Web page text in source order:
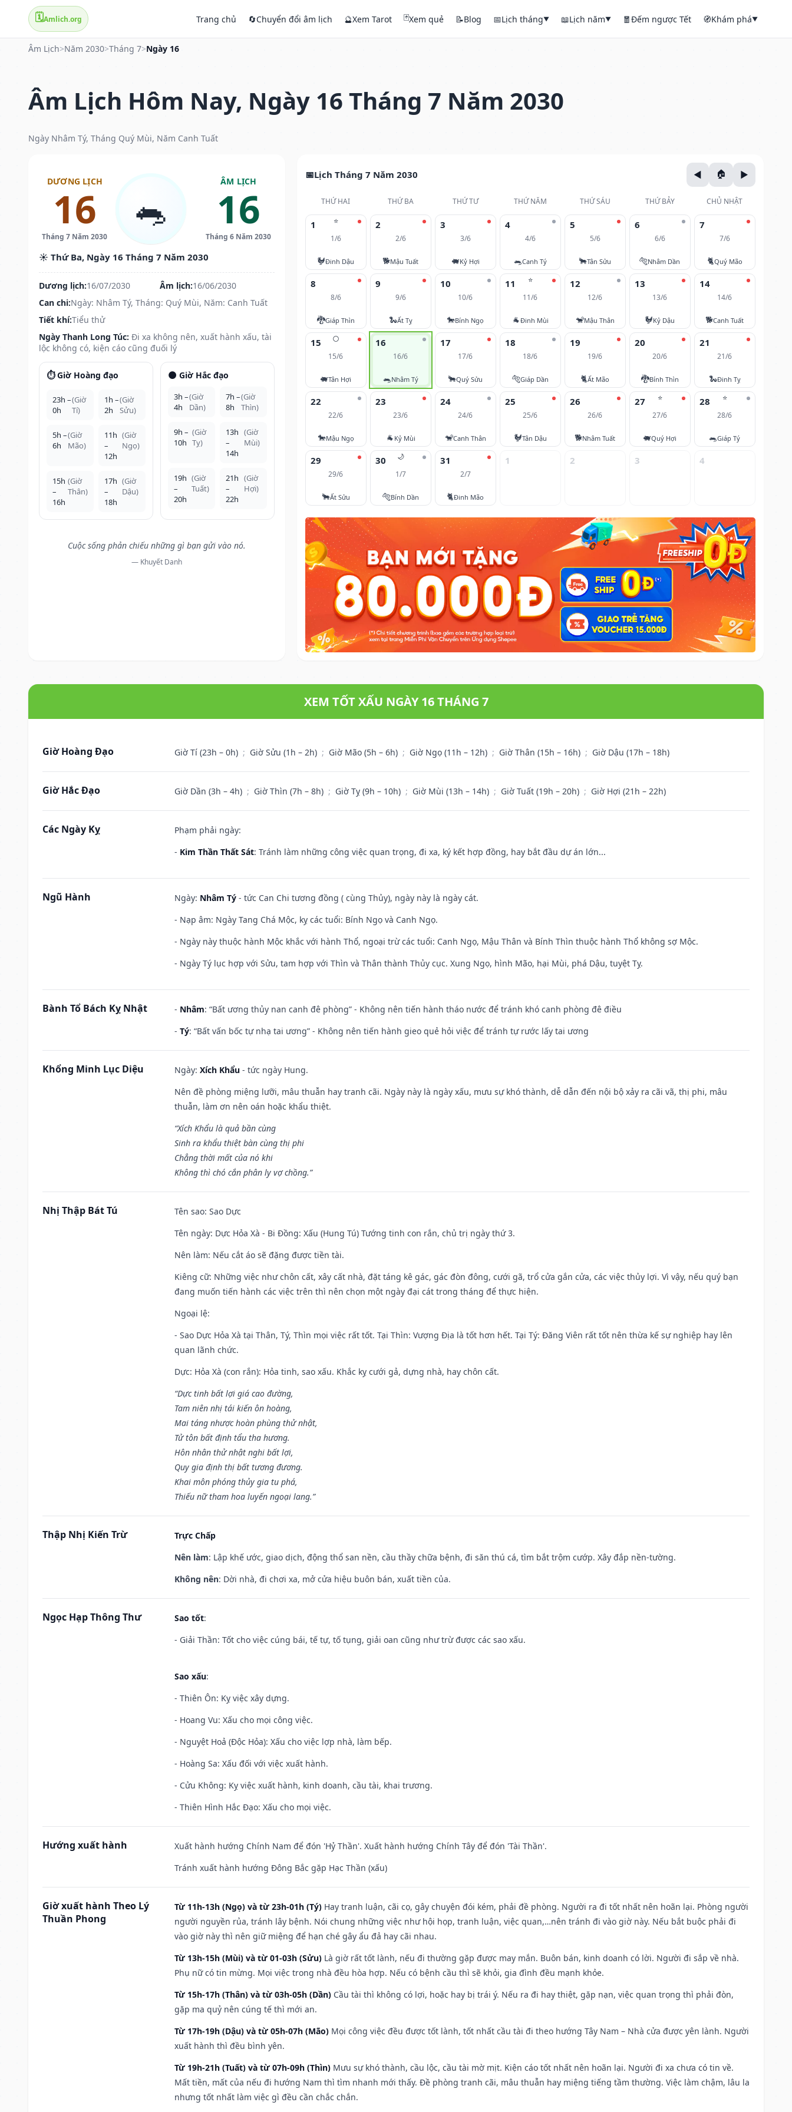
🗓️Amlich.org Trang chủ 🔄Chuyển đổi âm lịch 🔮Xem Tarot 🃏Xem quẻ 📝Blog 📅Lịch tháng▼ 📖Lịch năm▼ 🧧Đếm ngược Tết 🧭Khám phá▼
Âm Lịch>Năm 2030>Tháng 7>Ngày 16
Âm Lịch Hôm Nay, Ngày 16 Tháng 7 Năm 2030
Ngày Nhâm Tý, Tháng Quý Mùi, Năm Canh Tuất
DƯƠNG LỊCH
16
Tháng 7 Năm 2030
🐀
ÂM LỊCH
16
Tháng 6 Năm 2030
☀️ Thứ Ba, Ngày 16 Tháng 7 Năm 2030
Dương lịch:16/07/2030 Âm lịch:16/06/2030
Can chi:Ngày: Nhâm Tý, Tháng: Quý Mùi, Năm: Canh Tuất
Tiết khí:Tiểu thử
Ngày Thanh Long Túc: Đi xa không nên, xuất hành xấu, tài
lộc không có, kiện cáo cũng đuối lý
⏱️ Giờ Hoàng đạo
23h –
0h
(Giờ
Tí)
1h –
2h
(Giờ
Sửu)
5h –
6h
(Giờ
Mão)
11h
–
12h
(Giờ
Ngọ)
15h
–
16h
(Giờ
Thân)
17h
–
18h
(Giờ
Dậu)
🌑 Giờ Hắc đạo
3h –
4h
(Giờ
Dần)
7h –
8h
(Giờ
Thìn)
9h –
10h
(Giờ
Tỵ)
13h
–
14h
(Giờ
Mùi)
19h
–
20h
(Giờ
Tuất)
21h
–
22h
(Giờ
Hợi)
Cuộc sống phản chiếu những gì bạn gửi vào nó.
— Khuyết Danh
Lịch Tháng 7 Năm 2030
THỨ HAI THỨ BA THỨ TƯ THỨ NĂM THỨ SÁU THỨ BẢY
CHỦ NHẬT
⭐
1
1/6
🐓Đinh Dậu
2
2/6
🐕Mậu Tuất
3
3/6
🐖Kỷ Hợi
4
4/6
🐀Canh Tý
5
5/6
🐂Tân Sửu
6
6/6
🐅Nhâm Dần
7
7/6
🐈Quý Mão
8
8/6
🐉Giáp Thìn
9
9/6
🐍Ất Tỵ
10
10/6
🐎Bính Ngọ
⭐
11
11/6
🐐Đinh Mùi
12
12/6
🐒Mậu Thân
13
13/6
🐓Kỷ Dậu
14
14/6
🐕Canh Tuất
🌕
15
15/6
🐖Tân Hợi
16
16/6
🐀Nhâm Tý
17
17/6
🐂Quý Sửu
18
18/6
🐅Giáp Dần
19
19/6
🐈Ất Mão
20
20/6
🐉Bính Thìn
21
21/6
🐍Đinh Tỵ
22
22/6
🐎Mậu Ngọ
23
23/6
🐐 Kỷ Mùi
24
24/6
🐒Canh Thân
25
25/6
🐓Tân Dậu
26
26/6
🐕Nhâm Tuất
⭐
27
27/6
🐖Quý Hợi
⭐
28
28/6
🐀Giáp Tý
29
29/6
🐂Ất Sửu
🌙
30
1/7
🐅Bính Dần
31
2/7
🐈Đinh Mão
1 2 3 4
XEM TỐT XẤU NGÀY 16 THÁNG 7
Giờ Hoàng Đạo Giờ Tí (23h – 0h) ; Giờ Sửu (1h – 2h) ; Giờ Mão (5h – 6h) ; Giờ Ngọ (11h – 12h) ; Giờ Thân (15h – 16h) ; Giờ Dậu (17h – 18h)
Giờ Hắc Đạo Giờ Dần (3h – 4h) ; Giờ Thìn (7h – 8h) ; Giờ Tỵ (9h – 10h) ; Giờ Mùi (13h – 14h) ; Giờ Tuất (19h – 20h) ; Giờ Hợi (21h – 22h)
Các Ngày Kỵ
Phạm phải ngày:
- Kim Thần Thất Sát: Tránh làm những công việc quan trọng, đi xa, ký kết hợp đồng, hay bắt đầu dự án lớn...
Ngũ Hành Ngày: Nhâm Tý - tức Can Chi tương đồng ( cùng Thủy), ngày này là ngày cát.
- Nạp âm: Ngày Tang Chá Mộc, kỵ các tuổi: Bính Ngọ và Canh Ngọ.
- Ngày này thuộc hành Mộc khắc với hành Thổ, ngoại trừ các tuổi: Canh Ngọ, Mậu Thân và Bính Thìn thuộc hành Thổ không sợ Mộc.
- Ngày Tý lục hợp với Sửu, tam hợp với Thìn và Thân thành Thủy cục. Xung Ngọ, hình Mão, hại Mùi, phá Dậu, tuyệt Tỵ.
Bành Tổ Bách Kỵ Nhật - Nhâm: “Bất ương thủy nan canh đê phòng” - Không nên tiến hành tháo nước để tránh khó canh phòng đê điều
- Tý: “Bất vấn bốc tự nhạ tai ương” - Không nên tiến hành gieo quẻ hỏi việc để tránh tự rước lấy tai ương
Khổng Minh Lục Diệu Ngày: Xích Khẩu - tức ngày Hung.
Nên đề phòng miệng lưỡi, mâu thuẫn hay tranh cãi. Ngày này là ngày xấu, mưu sự khó thành, dễ dẫn đến nội bộ xảy ra cãi vã, thị phi, mâu
thuẫn, làm ơn nên oán hoặc khẩu thiệt.
“Xích Khẩu là quả bần cùng
Sinh ra khẩu thiệt bàn cùng thị phi
Chẳng thời mất của nó khi
Không thì chó cắn phân ly vợ chồng.”
Nhị Thập Bát Tú Tên sao: Sao Dực
Tên ngày: Dực Hỏa Xà - Bi Đồng: Xấu (Hung Tú) Tướng tinh con rắn, chủ trị ngày thứ 3.
Nên làm: Nếu cắt áo sẽ đặng được tiền tài.
Kiêng cữ: Những việc như chôn cất, xây cất nhà, đặt táng kê gác, gác đòn đông, cưới gã, trổ cửa gắn cửa, các việc thủy lợi. Vì vậy, nếu quý bạn
đang muốn tiến hành các việc trên thì nên chọn một ngày đại cát trong tháng để thực hiện.
Ngoại lệ:
- Sao Dực Hỏa Xà tại Thân, Tý, Thìn mọi việc rất tốt. Tại Thìn: Vượng Địa là tốt hơn hết. Tại Tý: Đăng Viên rất tốt nên thừa kế sự nghiệp hay lên
quan lãnh chức.
Dực: Hỏa Xà (con rắn): Hỏa tinh, sao xấu. Khắc kỵ cưới gả, dựng nhà, hay chôn cất.
“Dực tinh bất lợi giá cao đường,
Tam niên nhị tái kiến ôn hoàng,
Mai táng nhược hoàn phùng thử nhật,
Tử tôn bất định tẩu tha hương.
Hôn nhân thử nhật nghi bất lợi,
Quy gia định thị bất tương đương.
Khai môn phóng thủy gia tu phá,
Thiếu nữ tham hoa luyến ngoại lang.”
Thập Nhị Kiến Trừ
Trực Chấp
Nên làm: Lập khế ước, giao dịch, động thổ san nền, cầu thầy chữa bệnh, đi săn thú cá, tìm bắt trộm cướp. Xây đắp nền-tường.
Không nên: Dời nhà, đi chơi xa, mở cửa hiệu buôn bán, xuất tiền của.
Ngọc Hạp Thông Thư Sao tốt:
- Giải Thần: Tốt cho việc cúng bái, tế tự, tố tụng, giải oan cũng như trừ được các sao xấu.
Sao xấu:
- Thiên Ôn: Kỵ việc xây dựng.
- Hoang Vu: Xấu cho mọi công việc.
- Nguyệt Hoả (Độc Hỏa): Xấu cho việc lợp nhà, làm bếp.
- Hoàng Sa: Xấu đối với việc xuất hành.
- Cửu Không: Kỵ việc xuất hành, kinh doanh, cầu tài, khai trương.
- Thiên Hình Hắc Đạo: Xấu cho mọi việc.
Hướng xuất hành
Xuất hành hướng Chính Nam để đón 'Hỷ Thần'. Xuất hành hướng Chính Tây để đón 'Tài Thần'.
Tránh xuất hành hướng Đông Bắc gặp Hạc Thần (xấu)
Giờ xuất hành Theo Lý
Thuần Phong
Từ 11h-13h (Ngọ) và từ 23h-01h (Tý) Hay tranh luận, cãi cọ, gây chuyện đói kém, phải đề phòng. Người ra đi tốt nhất nên hoãn lại. Phòng người
người nguyền rủa, tránh lây bệnh. Nói chung những việc như hội họp, tranh luận, việc quan,…nên tránh đi vào giờ này. Nếu bắt buộc phải đi
vào giờ này thì nên giữ miệng để hạn ché gây ẩu đả hay cãi nhau.
Từ 13h-15h (Mùi) và từ 01-03h (Sửu) Là giờ rất tốt lành, nếu đi thường gặp được may mắn. Buôn bán, kinh doanh có lời. Người đi sắp về nhà.
Phụ nữ có tin mừng. Mọi việc trong nhà đều hòa hợp. Nếu có bệnh cầu thì sẽ khỏi, gia đình đều mạnh khỏe.
Từ 15h-17h (Thân) và từ 03h-05h (Dần) Cầu tài thì không có lợi, hoặc hay bị trái ý. Nếu ra đi hay thiệt, gặp nạn, việc quan trọng thì phải đòn,
gặp ma quỷ nên cúng tế thì mới an.
Từ 17h-19h (Dậu) và từ 05h-07h (Mão) Mọi công việc đều được tốt lành, tốt nhất cầu tài đi theo hướng Tây Nam – Nhà cửa được yên lành. Người
xuất hành thì đều bình yên.
Từ 19h-21h (Tuất) và từ 07h-09h (Thìn) Mưu sự khó thành, cầu lộc, cầu tài mờ mịt. Kiện cáo tốt nhất nên hoãn lại. Người đi xa chưa có tin về.
Mất tiền, mất của nếu đi hướng Nam thì tìm nhanh mới thấy. Đề phòng tranh cãi, mâu thuẫn hay miệng tiếng tầm thường. Việc làm chậm, lâu la
nhưng tốt nhất làm việc gì đều cần chắc chắn.